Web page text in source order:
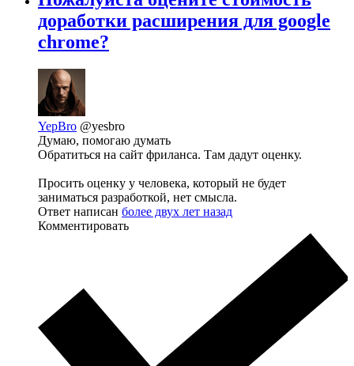
доработки расширения для google
chrome?
YepBro @yesbro
Думаю, помогаю думать
Обратиться на сайт фриланса. Там дадут оценку.
Просить оценку у человека, который не будет
заниматься разработкой, нет смысла.
Ответ написан более двух лет назад
Комментировать